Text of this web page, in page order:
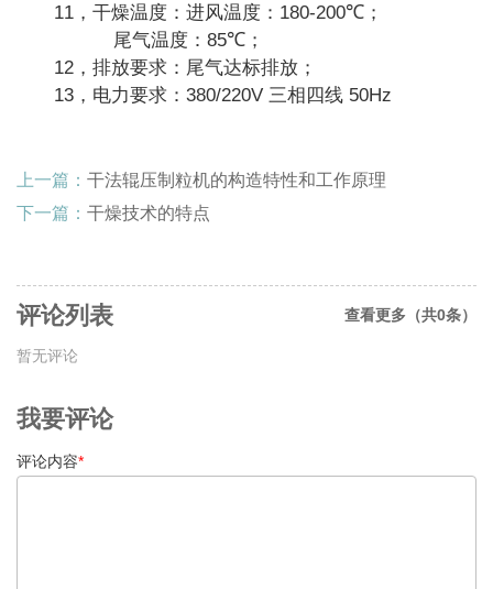
11 ， 干燥温度：进风温度： 180-200℃ ；
尾气温度： 85℃ ；
12 ， 排放要求：尾气达标排放；
13 ， 电力要求： 380/220V 三相四线 50Hz
上一篇： 干法辊压制粒机的构造特性和工作原理
下一篇： 干燥技术的特点
查看更多（共0条）
评论列表
暂无评论
我要评论
评论内容*